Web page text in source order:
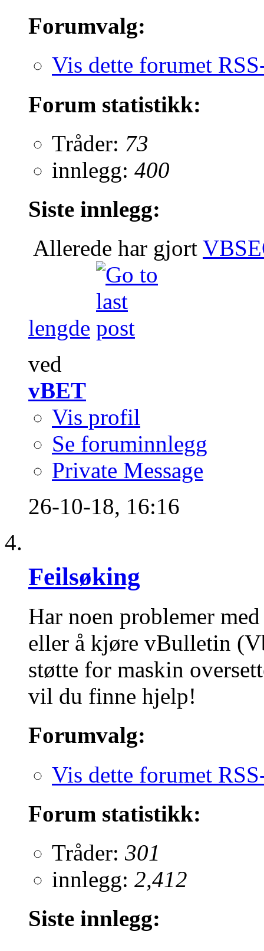
Forumvalg:
Vis dette forumet
Forum statistikk:
Tråder: 73
innlegg: 400
Siste innlegg:
Allerede har gjort
lengde
ved
vBET
Vis profil
Se foruminnlegg
Private Message
26-10-18, 16:16
Feilsøking
Har noen problemer
eller å kjøre vBulletin
støtte for maskin
vil du finne hjelp!
Forumvalg:
Vis dette forumet
Forum statistikk:
Tråder: 301
innlegg: 2,412
Siste innlegg: